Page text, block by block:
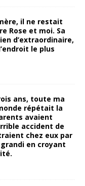
il ne restait
Rose et moi. Sa
d’extraordinaire,
le plus
ans, toute ma
répétait la
avaient
accident de
chez eux par
grandi en croyant